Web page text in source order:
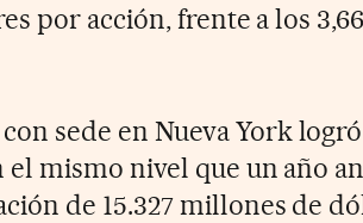
por acción, frente a los
sede en Nueva York
el mismo nivel que un año
de 15.327 millones de